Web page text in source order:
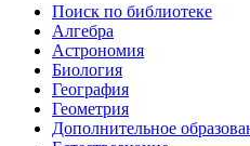
Поиск по библиотеке
Алгебра
Астрономия
Биология
География
Геометрия
Дополнительное